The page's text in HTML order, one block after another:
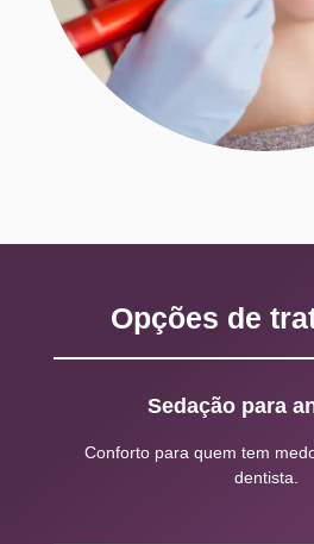
Opções de
Sedação para
Conforto para quem tem
dentista.